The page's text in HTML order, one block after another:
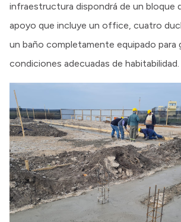
infraestructura dispondrá de un bloque
apoyo que incluye un office, cuatro
un baño completamente equipado para
condiciones adecuadas de habitabilidad.